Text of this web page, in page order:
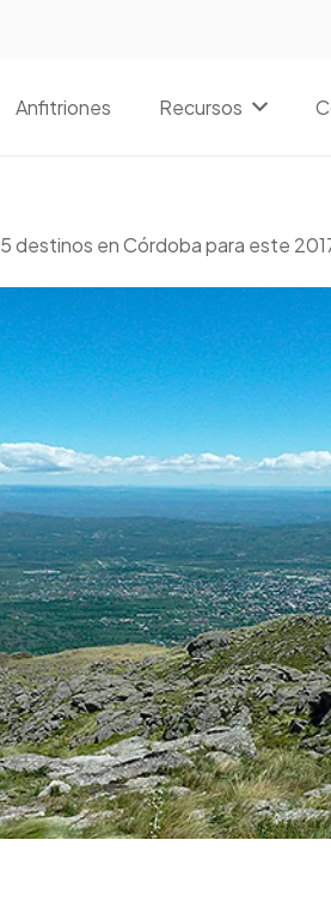
Anfitriones Recursos
5 destinos en Córdoba para este